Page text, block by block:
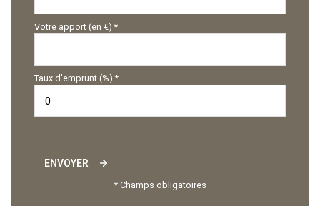
Votre apport (en €) *
Taux d'emprunt (%) *
ENVOYER
* Champs obligatoires